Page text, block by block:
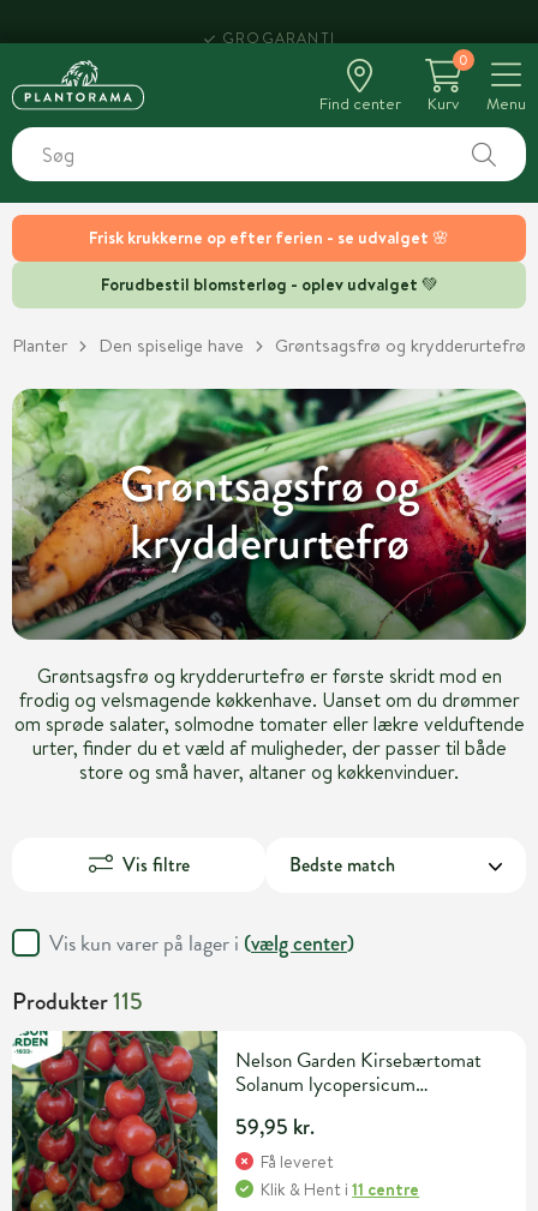
Frisk krukkerne op efter ferien - se udvalget 🌸
Forudbestil blomsterløg - oplev udvalget 💚
Find center
0
Kurv
Menu
Planter Den spiselige have Grøntsagsfrø og krydderurtefrø
Grøntsagsfrø og
krydderurtefrø
Grøntsagsfrø og krydderurtefrø er første skridt mod en
frodig og velsmagende køkkenhave. Uanset om du drømmer
om sprøde salater, solmodne tomater eller lækre velduftende
urter, finder du et væld af muligheder, der passer til både
store og små haver, altaner og køkkenvinduer.
Vis filtre
Vis kun varer på lager i (vælg center)
Produkter115
Nelson Garden Kirsebærtomat
Solanum lycopersicum
59,95 kr.
Få leveret
Klik & Hent i11 centre